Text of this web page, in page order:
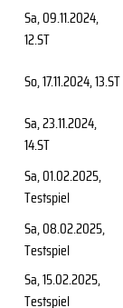
Sa, 09.11.2024,
12.ST
So, 17.11.2024, 13.ST
Sa, 23.11.2024,
14.ST
Sa, 01.02.2025,
Testspiel
Sa, 08.02.2025,
Testspiel
Sa, 15.02.2025,
Testspiel